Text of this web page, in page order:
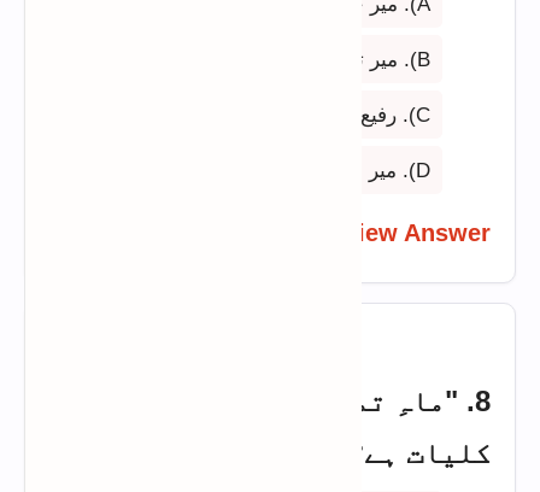
B). میر تقی میر
C). رفیع سودا
D). میر درد
View Answer
8. "ماہِ تمام" کس شاعرہ کی
کلیات ہے؟